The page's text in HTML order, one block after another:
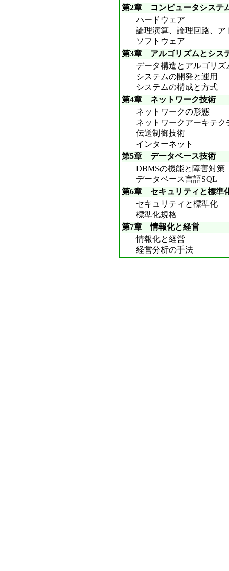
第2章 コンピュータシステ
ハードウェア
論理演算、論理回路、ア
ソフトウェア
第3章 アルゴリズムとシス
データ構造とアルゴリズ
システムの開発と運用
システムの構成と方式
第4章 ネットワーク技術
ネットワークの形態
ネットワークアーキテク
伝送制御技術
インターネット
第5章 データベース技術
DBMSの機能と障害対策
データベース言語SQL
第6章 セキュリティと標準
セキュリティと標準化
標準化規格
第7章 情報化と経営
情報化と経営
経営分析の手法